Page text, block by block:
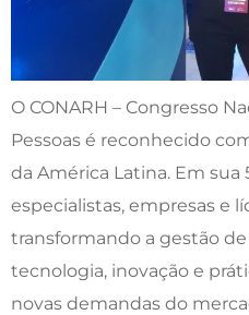
O CONARH – Congresso
Pessoas é reconhecido
da América Latina. Em sua
especialistas, empresas e
transformando a gestão
tecnologia, inovação e
novas demandas do